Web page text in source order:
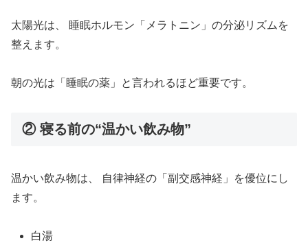
太陽光は、 睡眠ホルモン「メラトニン」の分泌リズムを
整えます。
朝の光は「睡眠の薬」と言われるほど重要です。
② 寝る前の“温かい飲み物”
温かい飲み物は、 自律神経の「副交感神経」を優位にし
ます。
白湯